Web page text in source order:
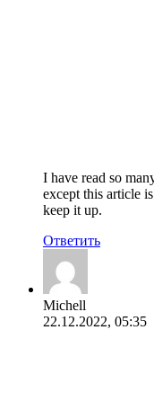
I have read so
except this article
keep it up.
Ответить
Michell
22.12.2022, 05:35